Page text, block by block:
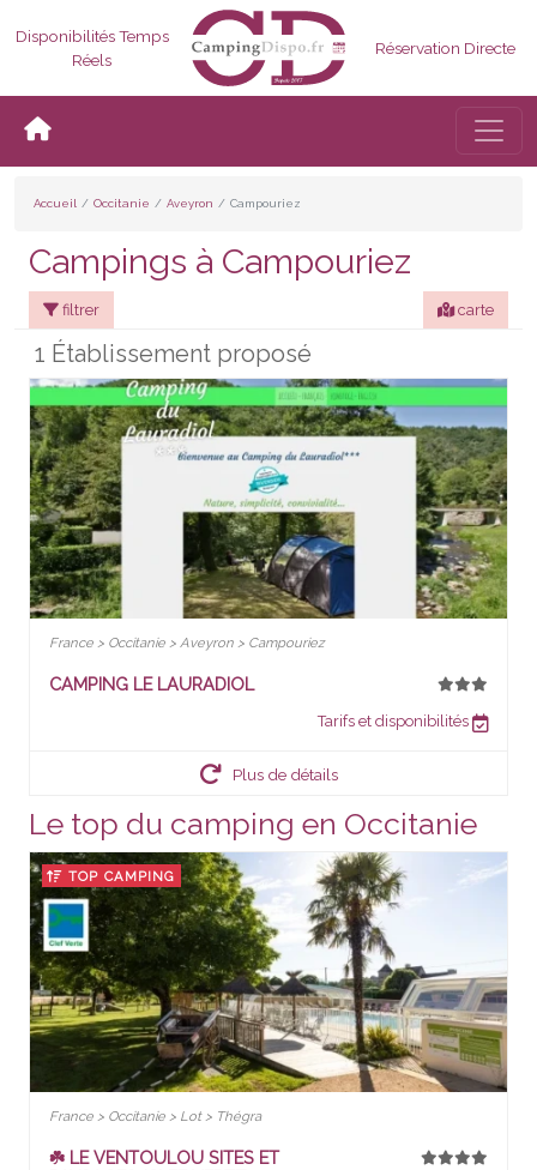
Disponibilités Temps
Réels
Réservation Directe
Accueil Occitanie Aveyron Campouriez
Campings à Campouriez
filtrer carte
1 Établissement proposé
France > Occitanie > Aveyron > Campouriez
CAMPING LE LAURADIOL
Tarifs et disponibilités
Plus de détails
Le top du camping en Occitanie
TOP CAMPING
France > Occitanie > Lot > Thégra
☘️ LE VENTOULOU SITES ET